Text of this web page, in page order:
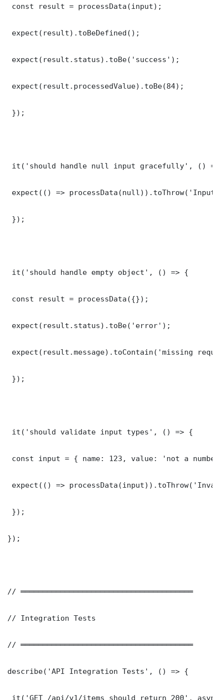
const result = processData(input);
expect(result).toBeDefined();
expect(result.status).toBe('success');
expect(result.processedValue).toBe(84);
});
it('should handle null input gracefully', ()
expect(() =>
});
it('should handle empty object', () => {
const result = processData({});
expect(result.status).toBe('error');
expect(result.message).toContain('missing
});
it('should validate input types', () => {
const input = { name: 123, value: 'not a
expect(() =>
});
});
// ═══════════════════════════════════════
// Integration Tests
// ═══════════════════════════════════════
describe('API Integration Tests', () => {
it('GET /api/v1/items should return 200',